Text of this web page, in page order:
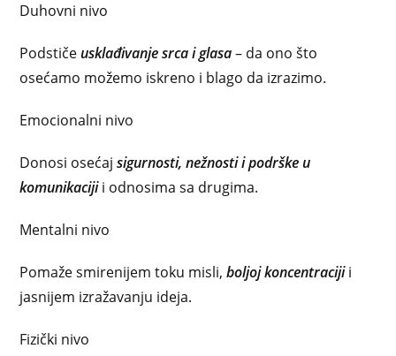
Duhovni nivo
Podstiče usklađivanje srca i glasa– da ono što
osećamo možemo iskreno i blago da izrazimo.
Emocionalni nivo
Donosi osećajsigurnosti, nežnosti i podrške u
komunikacijii odnosima sa drugima.
Mentalni nivo
Pomaže smirenijem toku misli,boljoj koncentracijii
jasnijem izražavanju ideja.
Fizički nivo